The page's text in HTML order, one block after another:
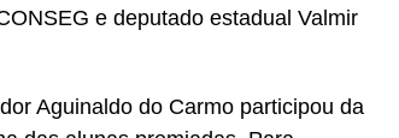
e deputado estadual Valmir
Aguinaldo do Carmo participou da